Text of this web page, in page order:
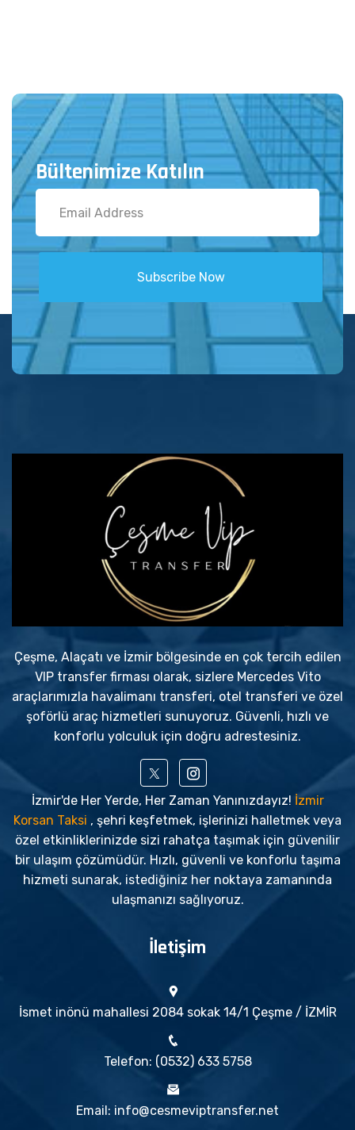
Bültenimize Katılın
Subscribe Now
Çeşme, Alaçatı ve İzmir bölgesinde en çok tercih edilen
VIP transfer firması olarak, sizlere Mercedes Vito
araçlarımızla havalimanı transferi, otel transferi ve özel
şoförlü araç hizmetleri sunuyoruz. Güvenli, hızlı ve
konforlu yolculuk için doğru adrestesiniz.
İzmir'de Her Yerde, Her Zaman Yanınızdayız! İzmir
Korsan Taksi , şehri keşfetmek, işlerinizi halletmek veya
özel etkinliklerinizde sizi rahatça taşımak için güvenilir
bir ulaşım çözümüdür. Hızlı, güvenli ve konforlu taşıma
hizmeti sunarak, istediğiniz her noktaya zamanında
ulaşmanızı sağlıyoruz.
İletişim
İsmet inönü mahallesi 2084 sokak 14/1 Çeşme / İZMİR
Telefon: (0532) 633 5758
Email: info@cesmeviptransfer.net